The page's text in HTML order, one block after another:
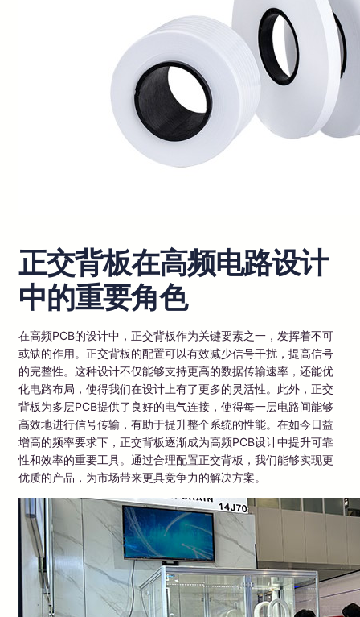
正交背板在高频电路设计
中的重要角色
在高频PCB的设计中，正交背板作为关键要素之一，发挥着不可
或缺的作用。正交背板的配置可以有效减少信号干扰，提高信号
的完整性。这种设计不仅能够支持更高的数据传输速率，还能优
化电路布局，使得我们在设计上有了更多的灵活性。此外，正交
背板为多层PCB提供了良好的电气连接，使得每一层电路间能够
高效地进行信号传输，有助于提升整个系统的性能。在如今日益
增高的频率要求下，正交背板逐渐成为高频PCB设计中提升可靠
性和效率的重要工具。通过合理配置正交背板，我们能够实现更
优质的产品，为市场带来更具竞争力的解决方案。